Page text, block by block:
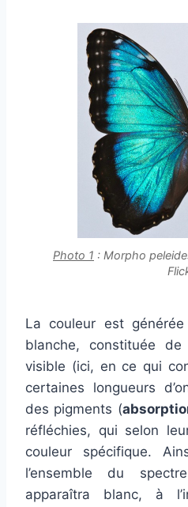
Photo 1 : Morpho
La couleur est
blanche, constituée de
visible (ici, en ce qui
certaines longueurs
des pigments (
réfléchies, qui selon
couleur spécifique.
l’ensemble du
apparaîtra blanc, à